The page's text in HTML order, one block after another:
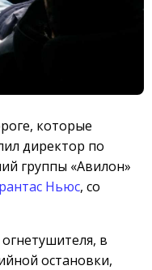
которые
директор по
группы «Авилон»
Ньюс, со
в
остановки,